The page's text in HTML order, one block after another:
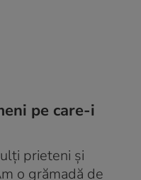
pe care-i
prieteni și
o grămadă de